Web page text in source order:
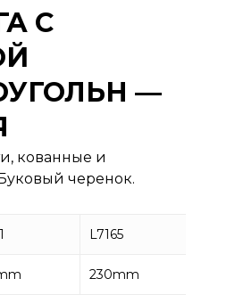
С
—
кованные и
черенок.
L7165
230mm